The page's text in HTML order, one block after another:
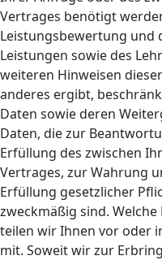
Vertrages benötigt
Leistungsbewertung und
Leistungen sowie des
weiteren Hinweisen
anderes ergibt,
Daten sowie deren
Daten, die zur
Erfüllung des zwischen
Vertrages, zur Wahrung
Erfüllung gesetzlicher
zweckmäßig sind.
teilen wir Ihnen vor oder
mit. Soweit wir zur